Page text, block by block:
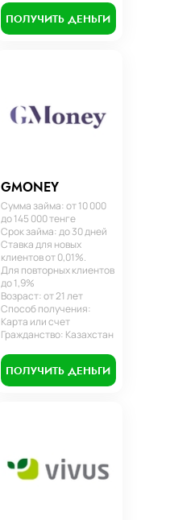
ПОЛУЧИТЬ ДЕНЬГИ
GMONEY
Сумма займа: от 10 000
до 145 000 тенге
Срок займа: до 30 дней
Ставка для новых
клиентов от 0,01%.
Для повторных клиентов
до 1,9%
Возраст: от 21 лет
Способ получения:
Карта или счет
Гражданство: Казахстан
ПОЛУЧИТЬ ДЕНЬГИ